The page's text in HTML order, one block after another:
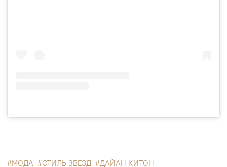
МОДА СТИЛЬ ЗВЕЗД ДАЙАН КИТОН